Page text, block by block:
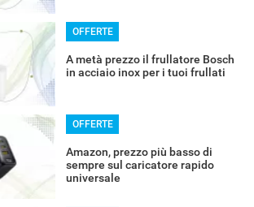
OFFERTE
A metà prezzo il frullatore Bosch
in acciaio inox per i tuoi frullati
OFFERTE
Amazon, prezzo più basso di
sempre sul caricatore rapido
universale